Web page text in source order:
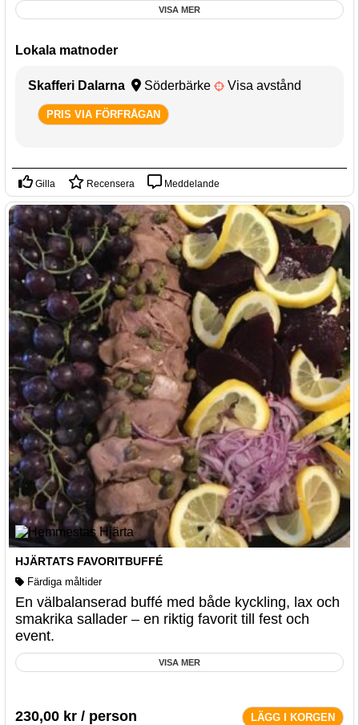
VISA MER
Lokala matnoder
Skafferi Dalarna Söderbärke Visa avstånd
PRIS VIA FÖRFRÅGAN
Gilla Recensera Meddelande
HJÄRTATS FAVORITBUFFÉ
Färdiga måltider
En välbalanserad buffé med både kyckling, lax och
smakrika sallader – en riktig favorit till fest och
event.
VISA MER
230,00 kr/ person LÄGG I KORGEN